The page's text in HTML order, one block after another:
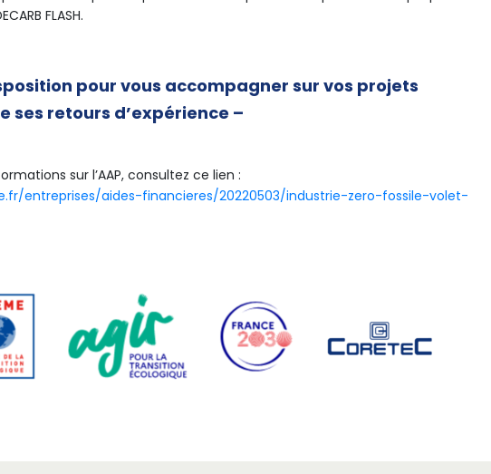
FLASH.
pour vous accompagner sur vos projets
ses retours d’expérience –
sur l’AAP, consultez ce lien :
entreprises/aides-financieres/20220503/industrie-zero-fossile-volet-